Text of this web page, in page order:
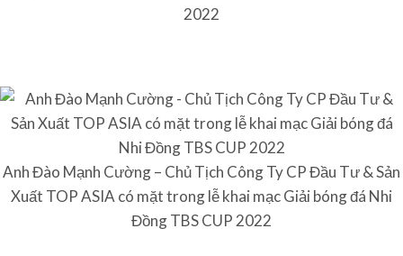
2022
Anh Đào Mạnh Cường – Chủ Tịch Công Ty CP Đầu Tư & Sản
Xuất TOP ASIA có mặt trong lễ khai mạc Giải bóng đá Nhi
Đồng TBS CUP 2022